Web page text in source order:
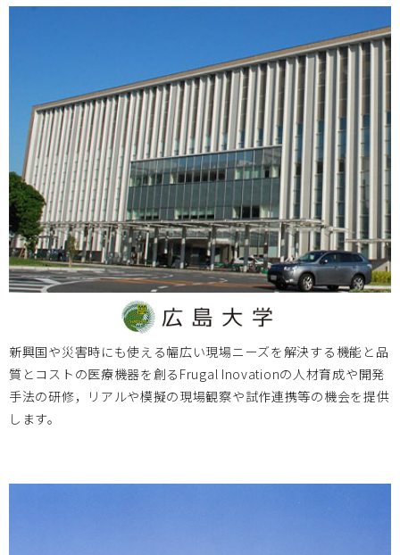
岡山大学 2024.02.09
2024年3月1日（金） 第11回 BIZEN活動発信会のご案内
大阪医療センター 2023.11.24
＜MDF会員以外も参加可能＞12/21医工連携マッチング例会
【次世代医療システム産業化フォーラム2023（MDF）】
北海道大学 2023.11.14
2023/12/11 ヘルスケア・医療機器の創業/事業立上きっか
けセミナー【第3回】のご案内
けセミナー【第２回】のご案内
新興国や災害時にも使える幅広い現場ニーズを解決する機能と品
質とコストの医療機器を創るFrugal Inovationの人材育成や開発
手法の研修，リアルや模擬の現場観察や試作連携等の機会を提供
します。